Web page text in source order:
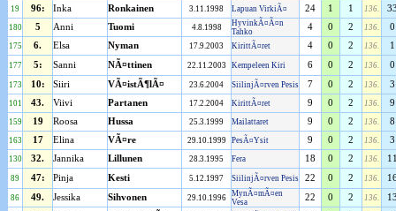
19 96: Inka Ronkainen 3.11.1998 Lapuan VirkiÃ¤ 24 1 1 136.
180 5 Anni Tuomi 4.8.1998
HyvinkÃ¤Ã¤n
Tahko
4 0 2 136. 0
175 6. Elsa Nyman 17.9.2003 KirittÃ¤ret 4 0 2 136. 1
177 5: Sanni NÃ¤ttinen 22.11.2003 Kempeleen Kiri 6 0 2 136. 0
173 10: Siiri VÃ¤istÃ¶lÃ¤ 23.6.2004 SiilinjÃ¤rven Pesis 7 0 2 136. 3
101 43. Viivi Partanen 17.2.2004 KirittÃ¤ret 9 0 2 136. 9
159 19 Roosa Hussa 25.3.1999 Mailattaret 9 0 2 136. 8
163 17 Elina VÃ¤re 29.10.1999 PesÃ¤Ysit 9 0 2 136. 3
130 32. Jannika Lillunen 28.3.1995 Fera 18 0 2 136.
89 47: Pinja Kesti 5.12.1997 SiilinjÃ¤rven Pesis 22 0 2 136.
86 49. Jessika Sihvonen 29.10.1996
MynÃ¤mÃ¤en
Vesa
22 0 2 136.